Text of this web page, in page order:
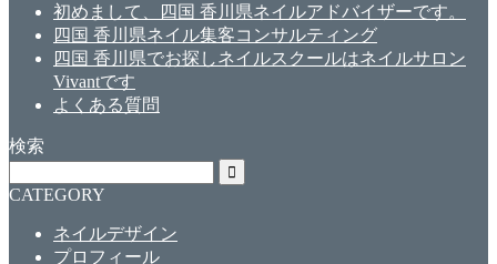
初めまして、四国 香川県ネイルアドバイザーです。
四国 香川県ネイル集客コンサルティング
四国 香川県でお探しネイルスクールはネイルサロン
Vivantです
よくある質問
検索
CATEGORY
ネイルデザイン
プロフィール